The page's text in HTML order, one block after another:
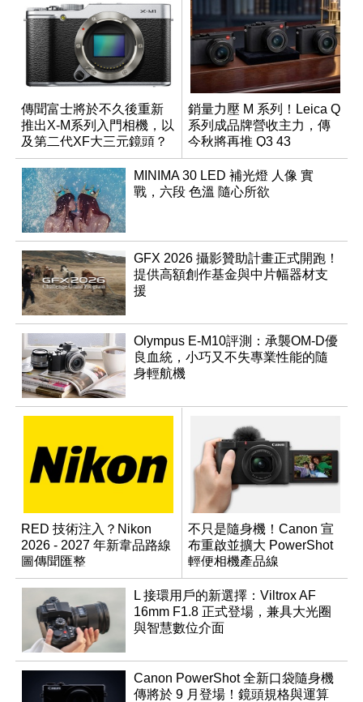
傳聞富士將於不久後重新
推出X-M系列入門相機，以
及第二代XF大三元鏡頭？
銷量力壓 M 系列！Leica Q
系列成品牌營收主力，傳
今秋將再推 Q3 43
Monochrom
MINIMA 30 LED 補光燈 人像 實
戰，六段 色溫 隨心所欲
GFX 2026 攝影贊助計畫正式開跑！
提供高額創作基金與中片幅器材支
援
Olympus E-M10評測：承襲OM-D優
良血統，小巧又不失專業性能的隨
身輕航機
RED 技術注入？Nikon
2026 - 2027 年新韋品路線
圖傳聞匯整
不只是隨身機！Canon 宣
布重啟並擴大 PowerShot
輕便相機產品線
L 接環用戶的新選擇：Viltrox AF
16mm F1.8 正式登場，兼具大光圈
與智慧數位介面
Canon PowerShot 全新口袋隨身機
傳將於 9 月登場！鏡頭規格與運算